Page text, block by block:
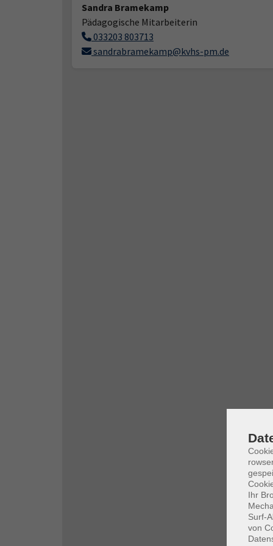
Sandra Bramekamp
Pädagogische Mitarbeiterin
033203 803713
sandrabramekamp@kvhs-pm.de
Ihr
Surf-
von